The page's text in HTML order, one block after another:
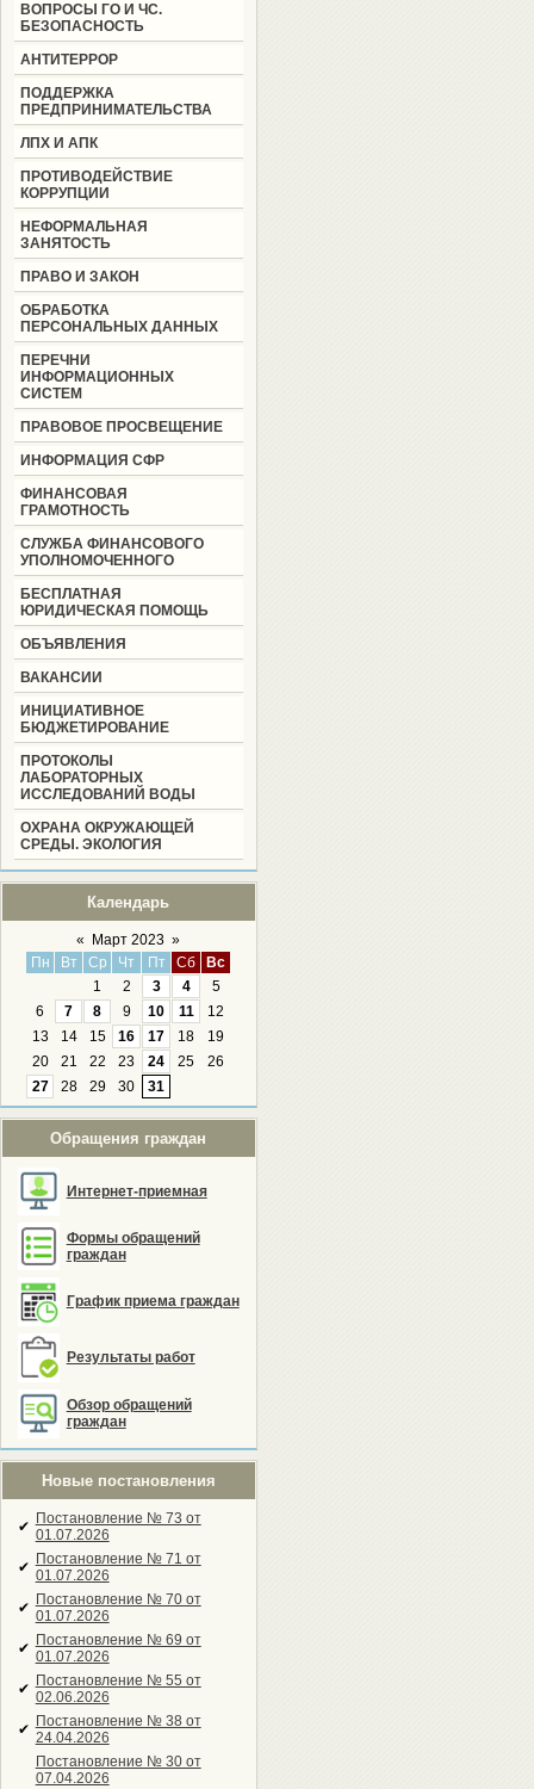
ВОПРОСЫ ГО И ЧС.
БЕЗОПАСНОСТЬ
АНТИТЕРРОР
ПОДДЕРЖКА
ПРЕДПРИНИМАТЕЛЬСТВА
ЛПХ И АПК
ПРОТИВОДЕЙСТВИЕ
КОРРУПЦИИ
НЕФОРМАЛЬНАЯ
ЗАНЯТОСТЬ
ПРАВО И ЗАКОН
ОБРАБОТКА
ПЕРСОНАЛЬНЫХ ДАННЫХ
ПЕРЕЧНИ
ИНФОРМАЦИОННЫХ
СИСТЕМ
ПРАВОВОЕ ПРОСВЕЩЕНИЕ
ИНФОРМАЦИЯ СФР
ФИНАНСОВАЯ
ГРАМОТНОСТЬ
СЛУЖБА ФИНАНСОВОГО
УПОЛНОМОЧЕННОГО
БЕСПЛАТНАЯ
ЮРИДИЧЕСКАЯ ПОМОЩЬ
ОБЪЯВЛЕНИЯ
ВАКАНСИИ
ИНИЦИАТИВНОЕ
БЮДЖЕТИРОВАНИЕ
ПРОТОКОЛЫ
ЛАБОРАТОРНЫХ
ИССЛЕДОВАНИЙ ВОДЫ
ОХРАНА ОКРУЖАЮЩЕЙ
СРЕДЫ. ЭКОЛОГИЯ
Календарь
« Март 2023 »
Пн
Вт Ср Чт Пт Сб
Вс
1
2 3 4
5
6
7 8 9 10 11
12
13
14 15 16 17 18
19
20
21 22 23 24 25
26
27
28 29 30 31
Обращения граждан
Интернет-приемная
Формы обращений
граждан
График приема граждан
Результаты работ
Обзор обращений
граждан
Новые постановления
✔ Постановление № 73 от
01.07.2026
✔ Постановление № 71 от
01.07.2026
✔ Постановление № 70 от
01.07.2026
✔ Постановление № 69 от
01.07.2026
✔ Постановление № 55 от
02.06.2026
✔ Постановление № 38 от
24.04.2026
Постановление № 30 от
07.04.2026